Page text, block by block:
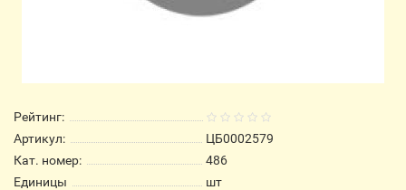
Рейтинг:
Артикул:
ЦБ0002579
Кат. номер:
486
Единицы
шт